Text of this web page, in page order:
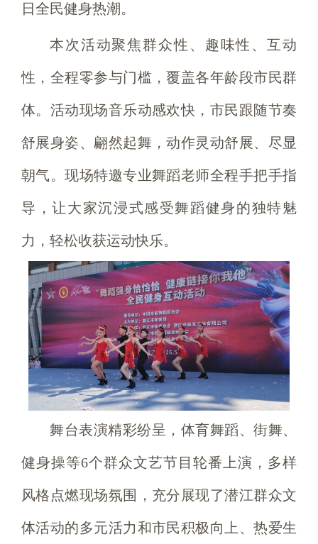
日全民健身热潮。
本次活动聚焦群众性、趣味性、互动
性，全程零参与门槛，覆盖各年龄段市民群
体。活动现场音乐动感欢快，市民跟随节奏
舒展身姿、翩然起舞，动作灵动舒展、尽显
朝气。现场特邀专业舞蹈老师全程手把手指
导，让大家沉浸式感受舞蹈健身的独特魅
力，轻松收获运动快乐。
舞台表演精彩纷呈，体育舞蹈、街舞、
健身操等6个群众文艺节目轮番上演，多样
风格点燃现场氛围，充分展现了潜江群众文
体活动的多元活力和市民积极向上、热爱生